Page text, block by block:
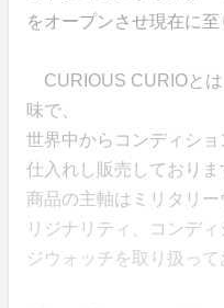
をオープンさせ現在に至
CURIOUS CURIOと
味で、
世界中からコンディシ
仕入れし販売しておりま
商品の主軸はミリタリ
リジナリティ、コンデ
ジウォッチを取り扱って